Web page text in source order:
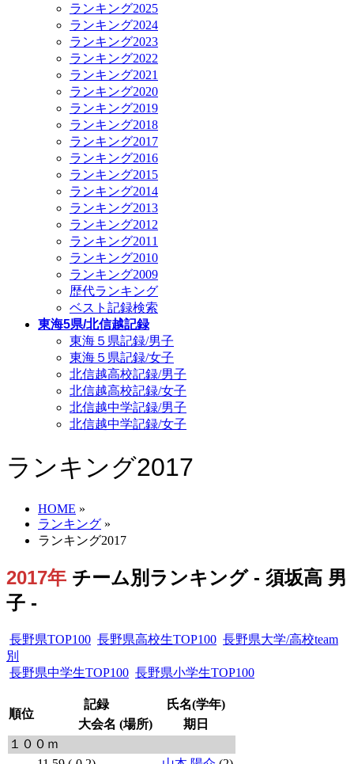
ランキング2025
ランキング2024
ランキング2023
ランキング2022
ランキング2021
ランキング2020
ランキング2019
ランキング2018
ランキング2017
ランキング2016
ランキング2015
ランキング2014
ランキング2013
ランキング2012
ランキング2011
ランキング2010
ランキング2009
歴代ランキング
ベスト記録検索
東海5県/北信越記録
東海５県記録/男子
東海５県記録/女子
北信越高校記録/男子
北信越高校記録/女子
北信越中学記録/男子
北信越中学記録/女子
ランキング2017
HOME »
ランキング »
ランキング2017
2017年 チーム別ランキング - 須坂高 男
子 -
長野県TOP100 長野県高校生TOP100 長野県大学/高校team
別
長野県中学生TOP100 長野県小学生TOP100
順位
記録
氏名(学年)
大会名 (場所)
期日
１００ｍ